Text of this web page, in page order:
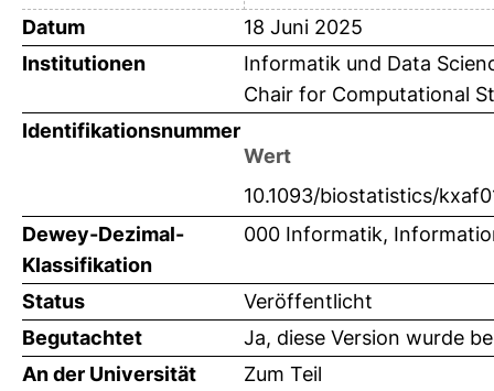
Datum
18 Juni 2025
Institutionen
Informatik und Data
Chair for Computational
Identifikationsnummer
Wert
10.1093/biostatistics/
Dewey-Dezimal-
Klassifikation
000 Informatik,
Status
Veröffentlicht
Begutachtet
Ja, diese Version wurde
An der Universität
Zum Teil